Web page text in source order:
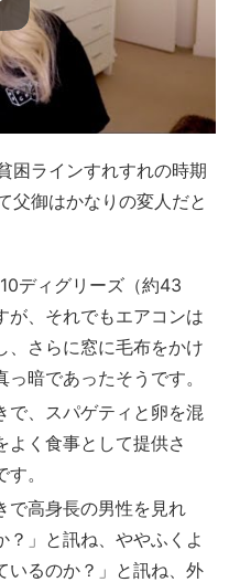
困ラインすれすれの時期
父御はかなりの変人だと
ディグリーズ（約43
が、それでもエアコンは
、さらに窓に毛布をかけ
暗であったそうです。
で、スパゲティと卵を混
よく食事として提供さ
。
で高身長の男性を見れ
？」と訊ね、ややふくよ
いるのか？」と訊ね、外